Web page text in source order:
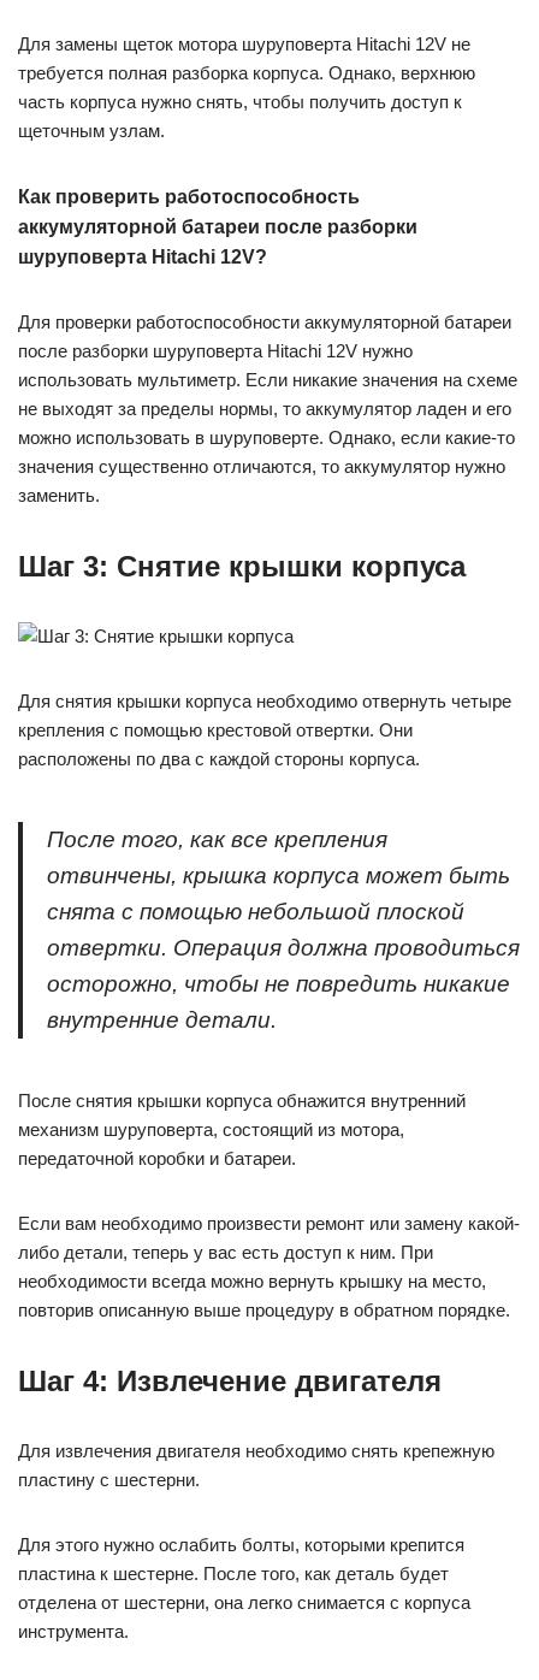
Для замены щеток мотора шуруповерта Hitachi 12V не
требуется полная разборка корпуса. Однако, верхнюю
часть корпуса нужно снять, чтобы получить доступ к
щеточным узлам.
Как проверить работоспособность
аккумуляторной батареи после разборки
шуруповерта Hitachi 12V?
Для проверки работоспособности аккумуляторной батареи
после разборки шуруповерта Hitachi 12V нужно
использовать мультиметр. Если никакие значения на схеме
не выходят за пределы нормы, то аккумулятор ладен и его
можно использовать в шуруповерте. Однако, если какие-то
значения существенно отличаются, то аккумулятор нужно
заменить.
Шаг 3: Снятие крышки корпуса
Для снятия крышки корпуса необходимо отвернуть четыре
крепления с помощью крестовой отвертки. Они
расположены по два с каждой стороны корпуса.
После того, как все крепления
отвинчены, крышка корпуса может быть
снята с помощью небольшой плоской
отвертки. Операция должна проводиться
осторожно, чтобы не повредить никакие
внутренние детали.
После снятия крышки корпуса обнажится внутренний
механизм шуруповерта, состоящий из мотора,
передаточной коробки и батареи.
Если вам необходимо произвести ремонт или замену какой-
либо детали, теперь у вас есть доступ к ним. При
необходимости всегда можно вернуть крышку на место,
повторив описанную выше процедуру в обратном порядке.
Шаг 4: Извлечение двигателя
Для извлечения двигателя необходимо снять крепежную
пластину с шестерни.
Для этого нужно ослабить болты, которыми крепится
пластина к шестерне. После того, как деталь будет
отделена от шестерни, она легко снимается с корпуса
инструмента.